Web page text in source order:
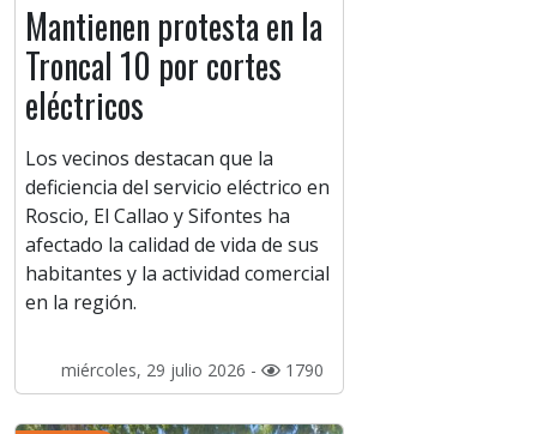
Mantienen protesta en la
Troncal 10 por cortes
eléctricos
Los vecinos destacan que la
deficiencia del servicio eléctrico en
Roscio, El Callao y Sifontes ha
afectado la calidad de vida de sus
habitantes y la actividad comercial
en la región.
miércoles, 29 julio 2026 - 1790